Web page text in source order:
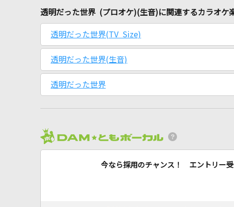
透明だった世界 (プロオケ)(生音)に関連するカラオケ
透明だった世界(TV Size)
透明だった世界(生音)
透明だった世界
今なら採用のチャンス！ エントリー